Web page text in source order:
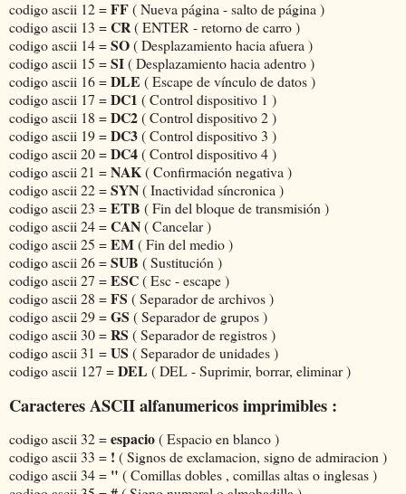
codigo ascii 12 =FF( Nueva página - salto de página )
codigo ascii 13 =CR( ENTER - retorno de carro )
codigo ascii 14 =SO( Desplazamiento hacia afuera )
codigo ascii 15 =SI( Desplazamiento hacia adentro )
codigo ascii 16 =DLE ( Escape de vínculo de datos )
codigo ascii 17 =DC1 ( Control dispositivo 1 )
codigo ascii 18 =DC2( Control dispositivo 2 )
codigo ascii 19 =DC3( Control dispositivo 3 )
codigo ascii 20 =DC4( Control dispositivo 4 )
codigo ascii 21 =NAK( Confirmación negativa )
codigo ascii 22 =SYN( Inactividad síncronica )
codigo ascii 23 =ETB ( Fin del bloque de transmisión )
codigo ascii 24 =CAN( Cancelar )
codigo ascii 25 =EM( Fin del medio )
codigo ascii 26 =SUB ( Sustitución )
codigo ascii 27 =ESC( Esc - escape )
codigo ascii 28 =FS ( Separador de archivos )
codigo ascii 29 =GS ( Separador de grupos )
codigo ascii 30 =RS ( Separador de registros )
codigo ascii 31 =US ( Separador de unidades )
codigo ascii 127 =DEL ( DEL - Suprimir, borrar, eliminar )
Caracteres ASCII alfanumericos imprimibles :
codigo ascii 32 =espacio( Espacio en blanco )
codigo ascii 33 = ! ( Signos de exclamacion, signo de admiracion )
codigo ascii 34 = " ( Comillas dobles , comillas altas o inglesas )